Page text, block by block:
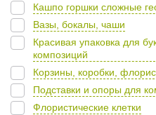
Кашпо горшки сложные
Вазы, бокалы, чаши
Красивая упаковка для
композиций
Корзины, коробки,
Подставки и опоры для
Флористические клетки